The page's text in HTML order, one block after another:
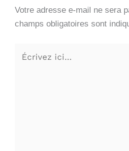
Votre adresse e-mail ne sera
champs obligatoires sont